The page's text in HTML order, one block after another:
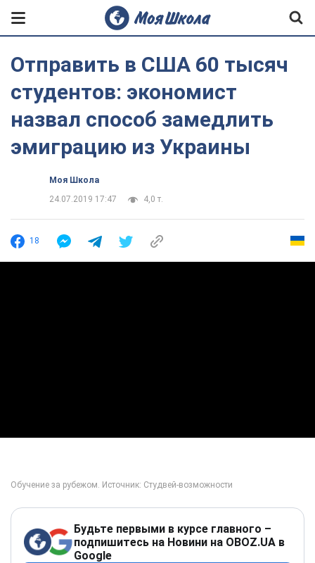
Отправить в США 60 тысяч
студентов: экономист
назвал способ замедлить
эмиграцию из Украины
Моя Школа
24.07.2019 17:47
4,0 т.
18
Будьте первыми в курсе главного –
подпишитесь на Новини на OBOZ.UA в
Google